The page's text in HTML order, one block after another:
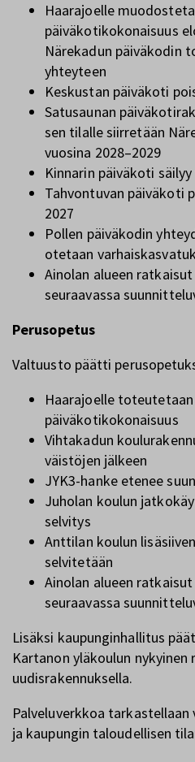
Haarajoelle
päiväkotikokonaisuus
Närekadun päiväkodin
yhteyteen
Keskustan päiväkoti
Satusaunan
sen tilalle siirretään
vuosina 2028–2029
Kinnarin päiväkoti
Tahvontuvan päiväkoti
2027
Pollen päiväkodin
otetaan
Ainolan alueen
seuraavassa
Perusopetus
Valtuusto päätti
Haarajoelle
päiväkotikokonaisuus
Vihtakadun
väistöjen jälkeen
JYK3-hanke etenee
Juholan koulun
selvitys
Anttilan koulun
selvitetään
Ainolan alueen
seuraavassa
Lisäksi kaupunginhallitus
Kartanon yläkoulun nykyinen
uudisrakennuksella.
Palveluverkkoa
ja kaupungin taloudellisen